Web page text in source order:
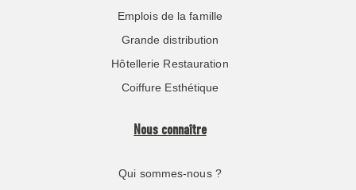
Emplois de la famille
Grande distribution
Hôtellerie Restauration
Coiffure Esthétique
Nous connaître
Qui sommes-nous ?